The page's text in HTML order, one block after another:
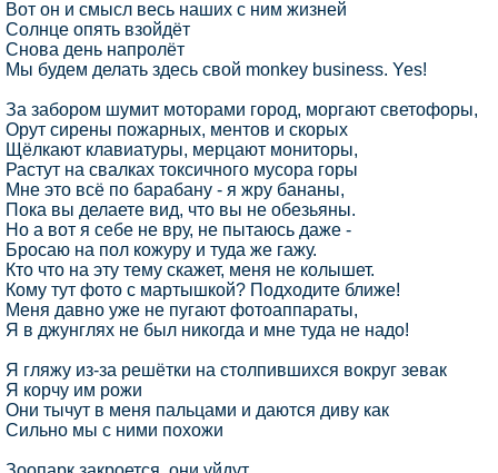
Вот он и смысл весь наших с ним жизней
Солнце опять взойдёт
Снова день напролёт
Мы будем делать здесь свой monkey business. Yes!
За забором шумит моторами город, моргают светофоры,
Орут сирены пожарных, ментов и скорых
Щёлкают клавиатуры, мерцают мониторы,
Растут на свалках токсичного мусора горы
Мне это всё по барабану - я жру бананы,
Пока вы делаете вид, что вы не обезьяны.
Но а вот я себе не вру, не пытаюсь даже -
Бросаю на пол кожуру и туда же гажу.
Кто что на эту тему скажет, меня не колышет.
Кому тут фото с мартышкой? Подходите ближе!
Меня давно уже не пугают фотоаппараты,
Я в джунглях не был никогда и мне туда не надо!
Я гляжу из-за решётки на столпившихся вокруг зевак
Я корчу им рожи
Они тычут в меня пальцами и даются диву как
Сильно мы с ними похожи